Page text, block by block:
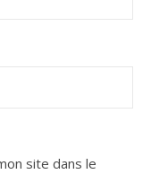
site dans le